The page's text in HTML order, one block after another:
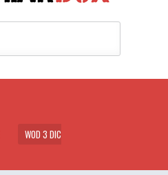
WOD 3 DIC